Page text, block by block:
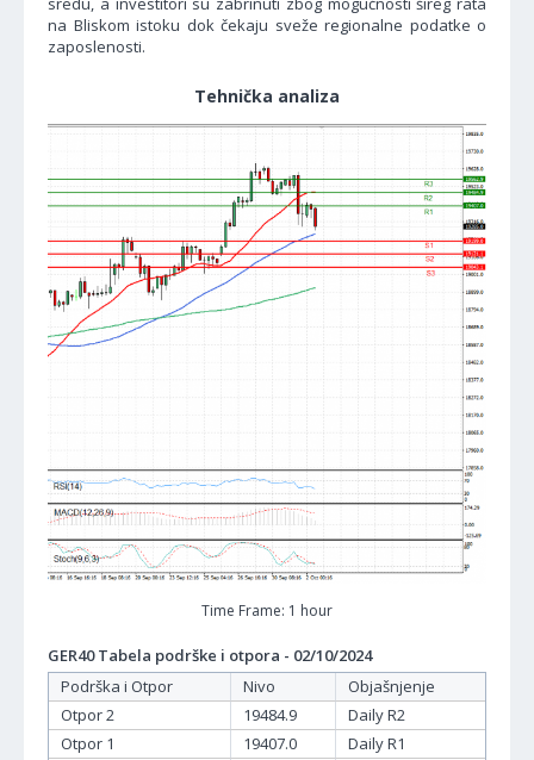
na Bliskom istoku dok čekaju sveže regionalne podatke o
zaposlenosti.
Tehnička analiza
Time Frame: 1 hour
GER40 Tabela podrške i otpora - 02/10/2024
Podrška i Otpor
Nivo
Objašnjenje
Otpor 2
19484.9
Daily R2
Otpor 1
19407.0
Daily R1